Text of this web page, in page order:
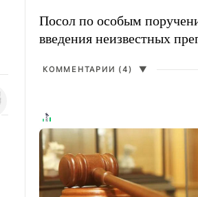
Посол по особым
введения неизвестных
КОММЕНТАРИИ (4) ▼